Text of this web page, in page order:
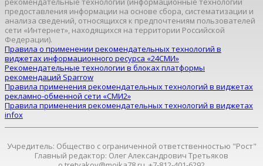
предоставления информации на основе сбора, систематизации и
анализа сведений, относящихся к предпочтениям пользователей
сети «Интернет», находящихся на территории Российской
Федерации).
Правила о применении рекомендательных технологий в
виджетах информационного ресурса «24СМИ»
Рекомендательные технологии в блоках платформы
рекомендаций Sparrow
Правила применения рекомендательных технологий в виджетах
рекламно-обменной сети «СМИ2»
Правила применения рекомендательных технологий в виджетах
infox
Учредитель: Общество с ограниченной ответственностью "Рост"
Главный редактор: Олег Александрович Третьяков